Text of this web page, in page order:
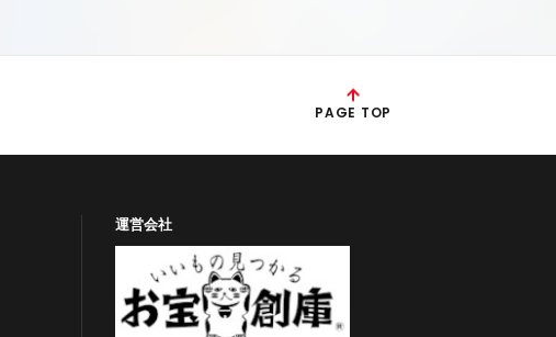
PAGE TOP
運営会社